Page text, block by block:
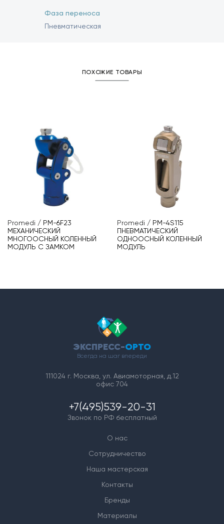
Фаза переноса
Пневматическая
ПОХОЖИЕ ТОВАРЫ
Promedi / PM-6F23
МЕХАНИЧЕСКИЙ
МНОГООСНЫЙ КОЛЕННЫЙ
МОДУЛЬ С ЗАМКОМ
Promedi / PM-4S115
ПНЕВМАТИЧЕСКИЙ
ОДНООСНЫЙ КОЛЕННЫЙ
МОДУЛЬ
ЭКСПРЕСС-ОРТО
Всегда на шаг впереди
111024 г. Москва, ул. Авиамоторная, д.12
офис 704
+7(495)539-20-31
Звонок по РФ бесплатный
О нас
Сотрудничество
Наша мастерская
Контакты
Бренды
Материалы